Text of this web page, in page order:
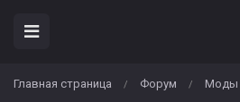
Главная страница / Форум / Моды